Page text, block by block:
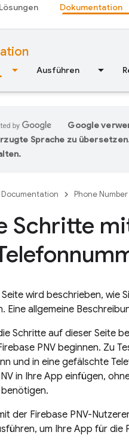
Lösungen Dokumentation
Ausführen
Google
Sprache zu
Documentation Phone
Schritte
wird beschrieben, wie
Eine allgemeine
Schritte auf dieser Seite
PNVbeginnen. Zu
und in eine gefälschte
in Ihre App einfügen,
der Firebase PNV-
um Ihre App für die